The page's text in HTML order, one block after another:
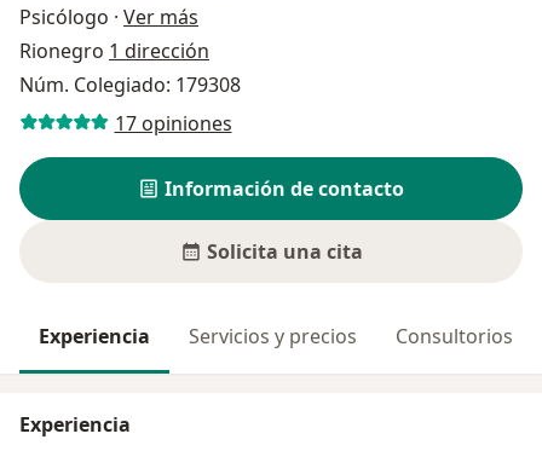
Psicólogo · Ver más
Rionegro 1 dirección
Núm. Colegiado: 179308
17 opiniones
Información de contacto
Solicita una cita
Experiencia Servicios y precios Consultorios
Experiencia